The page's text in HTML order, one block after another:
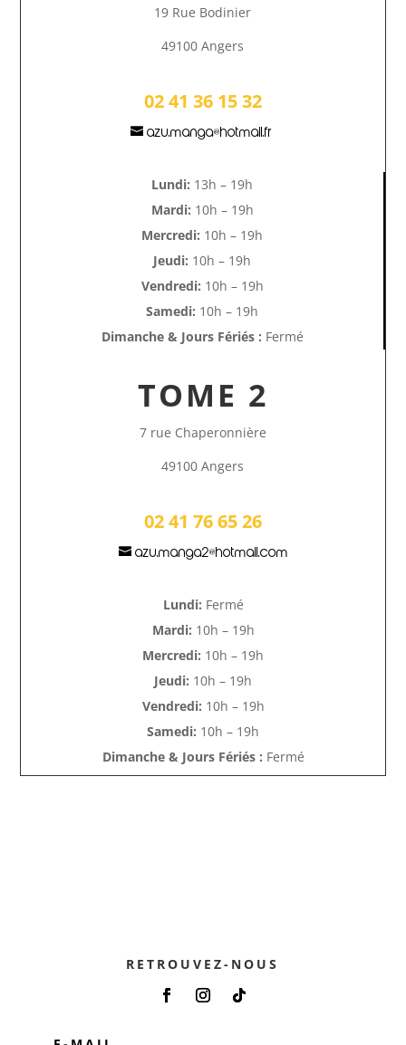
19 Rue Bodinier
49100 Angers
02 41 36 15 32
azu.manga@hotmail.fr
Lundi: 13h – 19h
Mardi: 10h – 19h
Mercredi: 10h – 19h
Jeudi: 10h – 19h
Vendredi: 10h – 19h
Samedi: 10h – 19h
Dimanche & Jours Fériés : Fermé
TOME 2
7 rue Chaperonnière
49100 Angers
02 41 76 65 26
azu.manga2@hotmail.com
Lundi: Fermé
Mardi: 10h – 19h
Mercredi: 10h – 19h
Jeudi: 10h – 19h
Vendredi: 10h – 19h
Samedi: 10h – 19h
Dimanche & Jours Fériés : Fermé
RETROUVEZ-NOUS